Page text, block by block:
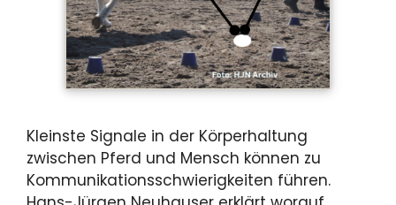
Kleinste Signale in der Körperhaltung
zwischen Pferd und Mensch können zu
Kommunikationsschwierigkeiten führen.